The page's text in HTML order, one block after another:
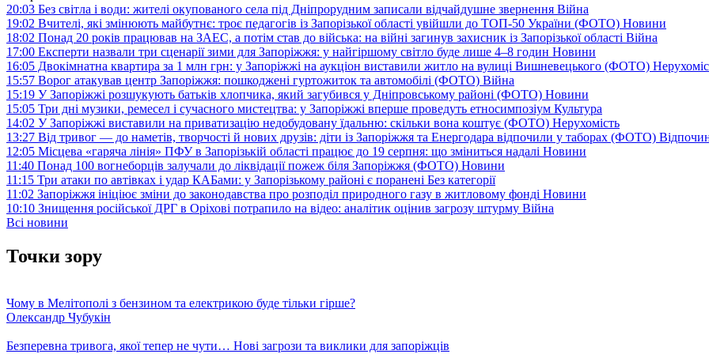
20:03 Без світла і води: жителі окупованого села під Дніпрорудним записали відчайдушне звернення Війна
19:02 Вчителі, які змінюють майбутнє: троє педагогів із Запорізької області увійшли до ТОП-50 України (ФОТО) Новини
18:02 Понад 20 років працював на ЗАЕС, а потім став до війська: на війні загинув захисник із Запорізької області Війна
17:00 Експерти назвали три сценарії зими для Запоріжжя: у найгіршому світло буде лише 4–8 годин Новини
16:05 Двокімнатна квартира за 1 млн грн: у Запоріжжі на аукціон виставили житло на вулиці Вишневецького (ФОТО)
15:57 Ворог атакував центр Запоріжжя: пошкоджені гуртожиток та автомобілі (ФОТО) Війна
15:19 У Запоріжжі розшукують батьків хлопчика, який загубився у Дніпровському районі (ФОТО) Новини
15:05 Три дні музики, ремесел і сучасного мистецтва: у Запоріжжі вперше проведуть етносимпозіум Культура
14:02 У Запоріжжі виставили на приватизацію недобудовану їдальню: скільки вона коштує (ФОТО) Нерухомість
13:27 Від тривог — до наметів, творчості й нових друзів: діти із Запоріжжя та Енергодара відпочили у таборах (ФОТО)
12:05 Місцева «гаряча лінія» ПФУ в Запорізькій області працює до 19 серпня: що зміниться надалі Новини
11:40 Понад 100 вогнеборців залучали до ліквідації пожеж біля Запоріжжя (ФОТО) Новини
11:15 Три атаки по автівках і удар КАБами: у Запорізькому районі є поранені Без категорії
11:02 Запоріжжя ініціює зміни до законодавства про розподіл природного газу в житловому фонді Новини
10:10 Знищення російської ДРГ в Оріхові потрапило на відео: аналітик оцінив загрозу штурму Війна
Всі новини
Точки зору
Чому в Мелітополі з бензином та електрикою буде тільки гірше?
Олександр Чубукін
Безперевна тривога, якої тепер не чути… Нові загрози та виклики для запоріжців